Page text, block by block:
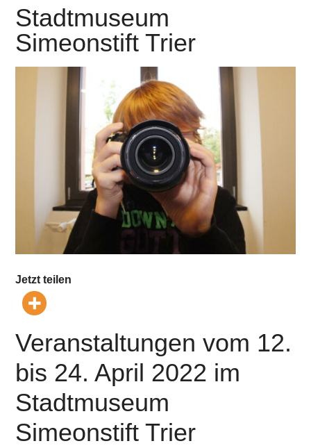
Stadtmuseum
Simeonstift Trier
Jetzt teilen
Veranstaltungen vom 12.
bis 24. April 2022 im
Stadtmuseum
Simeonstift Trier